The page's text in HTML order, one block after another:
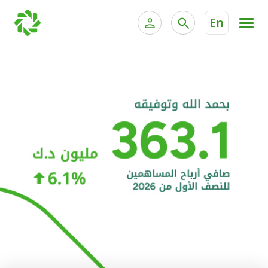
En
الخدمات المصرفية الإلكترونية للشركات
خدمة "بيتك" للتداول الإلكتروني
الحسابات المصرفية
البطاقات
"برامج العملاء"